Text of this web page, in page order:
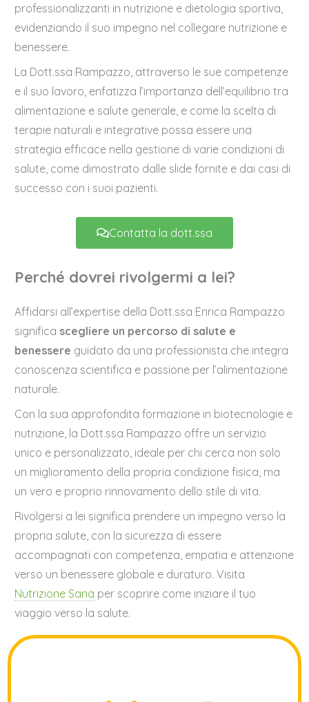
professionalizzanti in nutrizione e dietologia sportiva,
evidenziando il suo impegno nel collegare nutrizione e
benessere.
La Dott.ssa Rampazzo, attraverso le sue competenze
e il suo lavoro, enfatizza l’importanza dell’equilibrio tra
alimentazione e salute generale, e come la scelta di
terapie naturali e integrative possa essere una
strategia efficace nella gestione di varie condizioni di
salute, come dimostrato dalle slide fornite e dai casi di
successo con i suoi pazienti.
Contatta la dott.ssa
Perché dovrei rivolgermi a lei?
Affidarsi all’expertise della Dott.ssa Enrica Rampazzo
significa scegliere un percorso di salute e
benessere guidato da una professionista che integra
conoscenza scientifica e passione per l’alimentazione
naturale.
Con la sua approfondita formazione in biotecnologie e
nutrizione, la Dott.ssa Rampazzo offre un servizio
unico e personalizzato, ideale per chi cerca non solo
un miglioramento della propria condizione fisica, ma
un vero e proprio rinnovamento dello stile di vita.
Rivolgersi a lei significa prendere un impegno verso la
propria salute, con la sicurezza di essere
accompagnati con competenza, empatia e attenzione
verso un benessere globale e duraturo. Visita
Nutrizione Sana per scoprire come iniziare il tuo
viaggio verso la salute.